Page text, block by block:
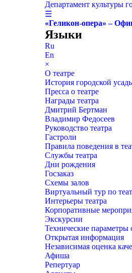
Департамент культуры
☰
«Геликон-опера» –
Языки
Ru
En
×
О театре
История городской
Пресса о театре
Награды театра
Дмитрий Бертман
Владимир Федосеев
Руководство театра
Гастроли
Правила поведения в
Службы театра
Дни рождения
Госзаказ
Схемы залов
Виртуальный тур по
Интерьеры театра
Корпоративные
Экскурсии
Технические параметры
Открытая информация
Независимая оценка
Афиша
Репертуар